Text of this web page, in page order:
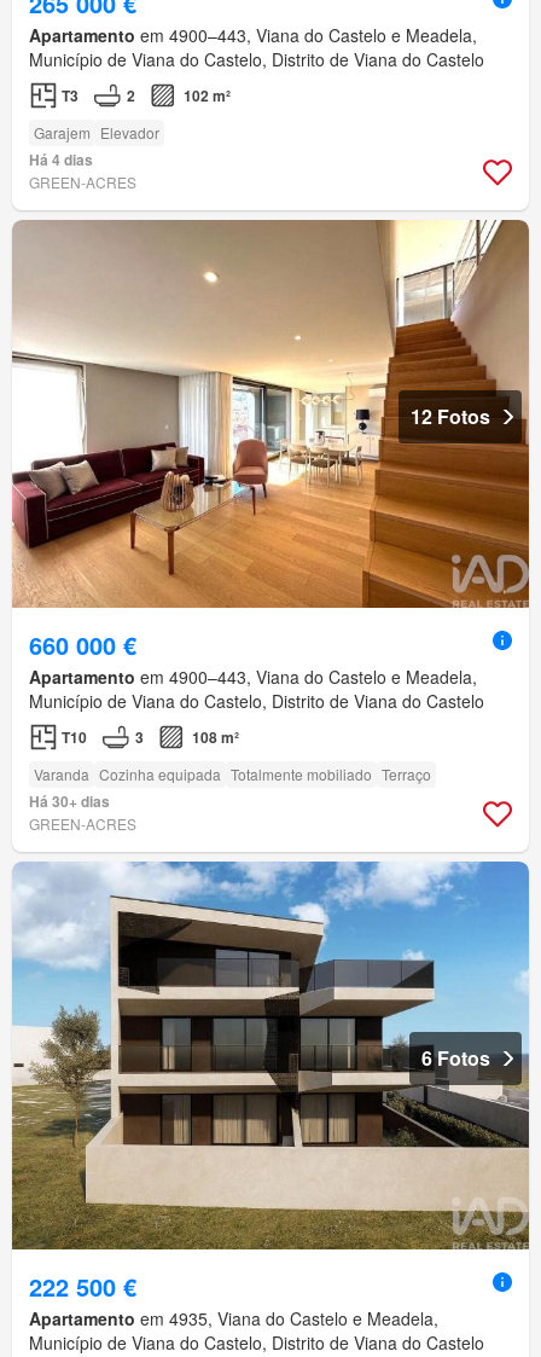
Apartamento em 4900–443, Viana do Castelo e Meadela,
Município de Viana do Castelo, Distrito de Viana do Castelo
T3 2 102 m²
Garajem Elevador
Há 4 dias
GREEN-ACRES
12 Fotos
660 000 €
Apartamento em 4900–443, Viana do Castelo e Meadela,
Município de Viana do Castelo, Distrito de Viana do Castelo
T10 3 108 m²
Varanda Cozinha equipada Totalmente mobiliado Terraço
Há 30+ dias
GREEN-ACRES
6 Fotos
222 500 €
Apartamento em 4935, Viana do Castelo e Meadela,
Município de Viana do Castelo, Distrito de Viana do Castelo